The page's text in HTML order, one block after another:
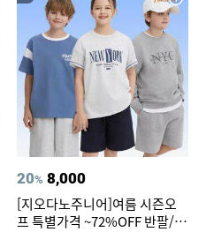
20% 8,000
[지오다노주니어]여름 시즌오
프 특별가격 ~72%OFF 반팔/반